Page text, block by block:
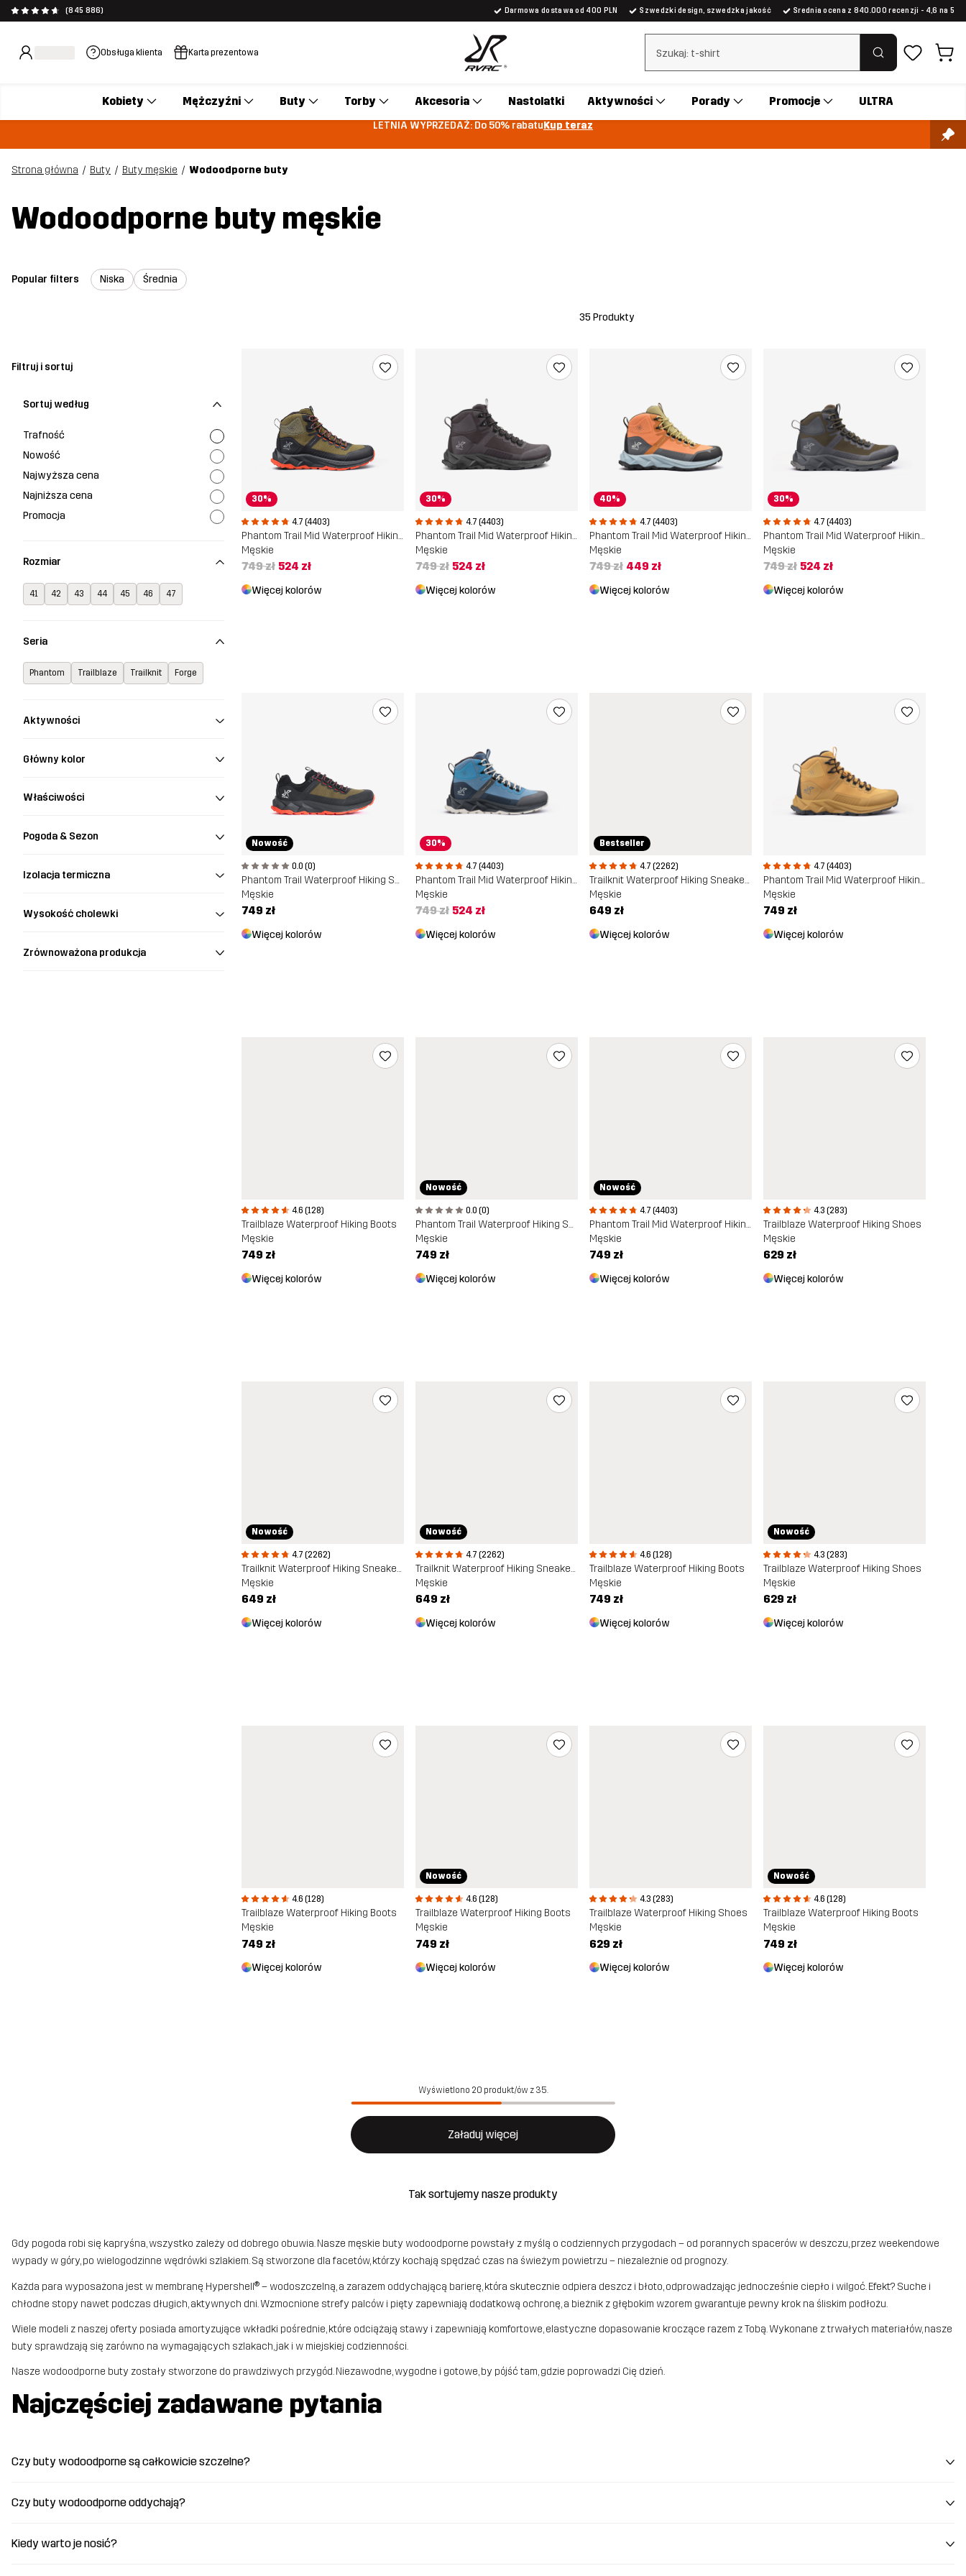
(845 886) Darmowa dostawa od 400 PLN Szwedzki design, szwedzka jakość Średnia ocena z 840.000 recenzji - 4,6 na 5
Obsługa klienta Karta prezentowa Wyczyść wyszukiwanie
Kobiety Mężczyźni Buty Torby Akcesoria Nastolatki Aktywności Porady Promocje ULTRA
LETNIA WYPRZEDAŻ: Do 50% rabatuKup teraz
Strona główna Buty Buty męskie Wodoodporne buty
Wodoodporne buty męskie
Popular filters Niska Średnia
35 Produkty
Filtruj i sortuj
Sortuj według
Trafność
Nowość
Najwyższa cena
Najniższa cena
Promocja
Rozmiar
41 42 43 44 45 46 47
Seria
Phantom Trailblaze Trailknit Forge
Aktywności
Główny kolor
Właściwości
Pogoda & Sezon
Izolacja termiczna
Wysokość cholewki
Zrównoważona produkcja
30%
4.7 (4403)
Phantom Trail Mid Waterproof Hiking Boots
Męskie
749 zł 524 zł
Więcej kolorów
30%
4.7 (4403)
Phantom Trail Mid Waterproof Hiking Boots
Męskie
749 zł 524 zł
Więcej kolorów
40%
4.7 (4403)
Phantom Trail Mid Waterproof Hiking Boots
Męskie
749 zł 449 zł
Więcej kolorów
30%
4.7 (4403)
Phantom Trail Mid Waterproof Hiking Boots
Męskie
749 zł 524 zł
Więcej kolorów
Nowość
0.0 (0)
Phantom Trail Waterproof Hiking Shoe
Męskie
749 zł
Więcej kolorów
30%
4.7 (4403)
Phantom Trail Mid Waterproof Hiking Boots
Męskie
749 zł 524 zł
Więcej kolorów
Bestseller
4.7 (2262)
Trailknit Waterproof Hiking Sneakers
Męskie
649 zł
Więcej kolorów
4.7 (4403)
Phantom Trail Mid Waterproof Hiking Boots
Męskie
749 zł
Więcej kolorów
4.6 (128)
Trailblaze Waterproof Hiking Boots
Męskie
749 zł
Więcej kolorów
Nowość
0.0 (0)
Phantom Trail Waterproof Hiking Shoe
Męskie
749 zł
Więcej kolorów
Nowość
4.7 (4403)
Phantom Trail Mid Waterproof Hiking Boots
Męskie
749 zł
Więcej kolorów
4.3 (283)
Trailblaze Waterproof Hiking Shoes
Męskie
629 zł
Więcej kolorów
Nowość
4.7 (2262)
Trailknit Waterproof Hiking Sneakers
Męskie
649 zł
Więcej kolorów
Nowość
4.7 (2262)
Trailknit Waterproof Hiking Sneakers
Męskie
649 zł
Więcej kolorów
4.6 (128)
Trailblaze Waterproof Hiking Boots
Męskie
749 zł
Więcej kolorów
Nowość
4.3 (283)
Trailblaze Waterproof Hiking Shoes
Męskie
629 zł
Więcej kolorów
4.6 (128)
Trailblaze Waterproof Hiking Boots
Męskie
749 zł
Więcej kolorów
Nowość
4.6 (128)
Trailblaze Waterproof Hiking Boots
Męskie
749 zł
Więcej kolorów
4.3 (283)
Trailblaze Waterproof Hiking Shoes
Męskie
629 zł
Więcej kolorów
Nowość
4.6 (128)
Trailblaze Waterproof Hiking Boots
Męskie
749 zł
Więcej kolorów
Wyświetlono 20 produkt/ów z 35.
Załaduj więcej
Tak sortujemy nasze produkty
Gdy pogoda robi się kapryśna, wszystko zależy od dobrego obuwia. Nasze męskie buty wodoodporne powstały z myślą o codziennych przygodach – od porannych spacerów w deszczu, przez weekendowe
wypady w góry, po wielogodzinne wędrówki szlakiem. Są stworzone dla facetów, którzy kochają spędzać czas na świeżym powietrzu – niezależnie od prognozy.
Każda para wyposażona jest w membranę Hypershell® – wodoszczelną, a zarazem oddychającą barierę, która skutecznie odpiera deszcz i błoto, odprowadzając jednocześnie ciepło i wilgoć. Efekt? Suche i
chłodne stopy nawet podczas długich, aktywnych dni. Wzmocnione strefy palców i pięty zapewniają dodatkową ochronę, a bieżnik z głębokim wzorem gwarantuje pewny krok na śliskim podłożu.
Wiele modeli z naszej oferty posiada amortyzujące wkładki pośrednie, które odciążają stawy i zapewniają komfortowe, elastyczne dopasowanie kroczące razem z Tobą. Wykonane z trwałych materiałów, nasze
buty sprawdzają się zarówno na wymagających szlakach, jak i w miejskiej codzienności.
Nasze wodoodporne buty zostały stworzone do prawdziwych przygód. Niezawodne, wygodne i gotowe, by pójść tam, gdzie poprowadzi Cię dzień.
Najczęściej zadawane pytania
Czy buty wodoodporne są całkowicie szczelne?
Czy buty wodoodporne oddychają?
Kiedy warto je nosić?